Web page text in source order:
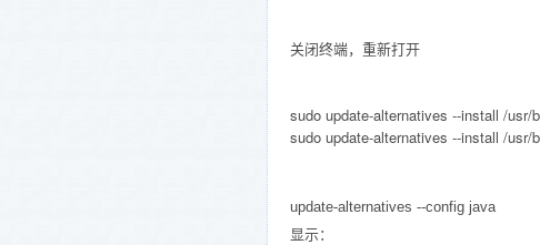
关闭终端，重新打开
sudo update-alternatives --install /
sudo update-alternatives --install /
update-alternatives --config java
显示：